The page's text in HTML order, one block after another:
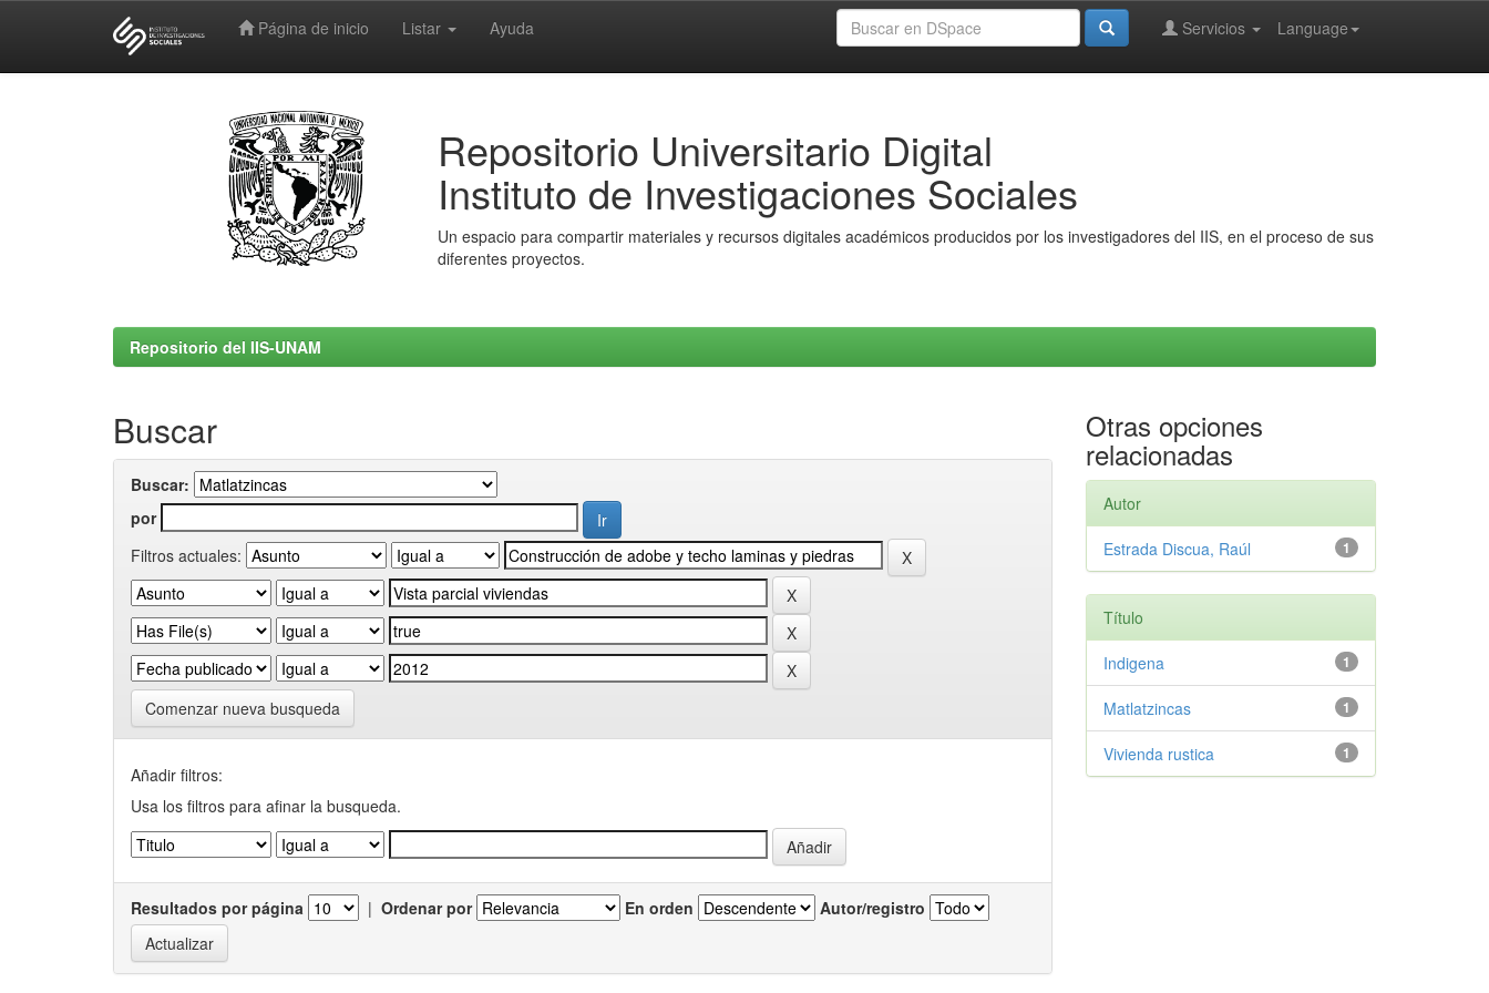
Página de inicio Listar Ayuda Language
Servicios
Repositorio Universitario Digital
Instituto de Investigaciones Sociales
Un espacio para compartir materiales y recursos digitales académicos producidos por los investigadores del IIS, en el proceso de sus
diferentes proyectos.
Repositorio del IIS-UNAM
Buscar
Buscar:
por
Filtros actuales:
Comenzar nueva busqueda
Añadir filtros:
Usa los filtros para afinar la busqueda.
Resultados por página | Ordenar por En orden Autor/registro
Otras opciones
relacionadas
Autor
1
Estrada Discua, Raúl
Título
1
Indigena
1
Matlatzincas
1
Vivienda rustica